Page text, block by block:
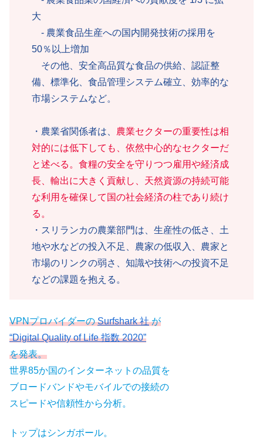
大
- 農業食品生産への国内開発技術の採用を
50％以上増加
その他、安全高品質な食品の供給、認証整
備、標準化、食品管理システム確立、効率的な
市場システムなど。
・農業省関係者は、 農業セクターの重要性は相
対的には低下しても、依然中心的なセクターだ
と述べる。食糧の安全を守りつつ雇用や経済成
長、輸出に大きく貢献し、天然資源の持続可能
な利用を確保して国の社会経済の柱であり続け
る。
・スリランカの農業部門は、生産性の低さ、土
地や水などの投入不足、農家の低収入、農家と
市場のリンクの弱さ、知識や技術への投資不足
などの課題を抱える。
VPNプロバイダーのSurfshark 社が
“Digital Quality of Life 指数 2020”
を発表。
世界85か国のインターネットの品質を
ブロードバンドやモバイルでの接続の
スピードや信頼性から分析。
トップはシンガポール。